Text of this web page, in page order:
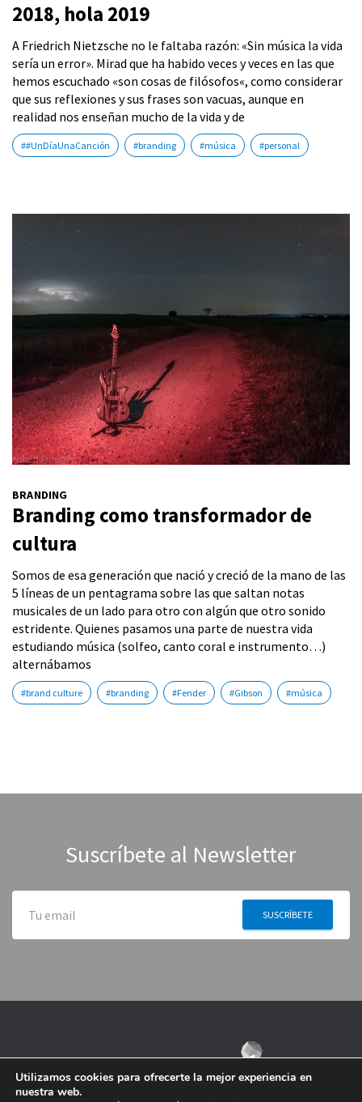
2018, hola 2019
A Friedrich Nietzsche no le faltaba razón: «Sin música la vida
sería un error». Mirad que ha habido veces y veces en las que
hemos escuchado «son cosas de filósofos«, como considerar
que sus reflexiones y sus frases son vacuas, aunque en
realidad nos enseñan mucho de la vida y de
##UnDíaUnaCanción #branding #música #personal
BRANDING
Branding como transformador de
cultura
Somos de esa generación que nació y creció de la mano de las
5 líneas de un pentagrama sobre las que saltan notas
musicales de un lado para otro con algún que otro sonido
estridente. Quienes pasamos una parte de nuestra vida
estudiando música (solfeo, canto coral e instrumento…)
alternábamos
#brand culture #branding #Fender #Gibson #música
Suscríbete al Newsletter
Utilizamos cookies para ofrecerte la mejor experiencia en
nuestra web.